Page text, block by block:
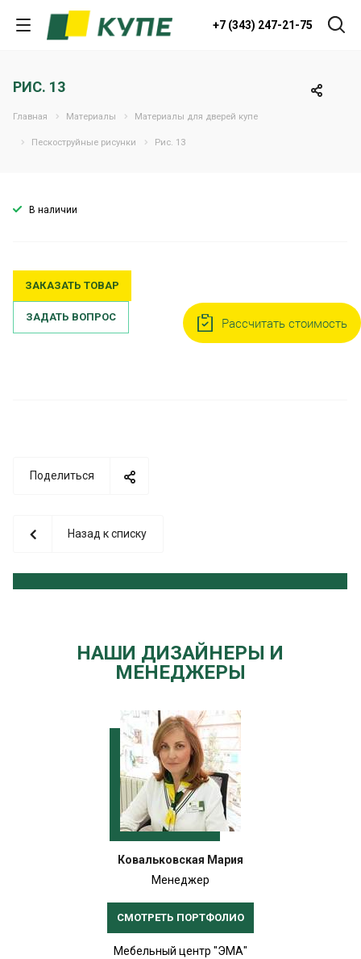
+7 (343) 247-21-75
РИС. 13
Главная Материалы Материалы для дверей купе
Пескоструйные рисунки Рис. 13
В наличии
ЗАКАЗАТЬ ТОВАР
ЗАДАТЬ ВОПРОС
Поделиться
Назад к списку
НАШИ ДИЗАЙНЕРЫ И
МЕНЕДЖЕРЫ
Ковальковская Мария
Менеджер
СМОТРЕТЬ ПОРТФОЛИО
Мебельный центр "ЭМА"
Рассчитать стоимость